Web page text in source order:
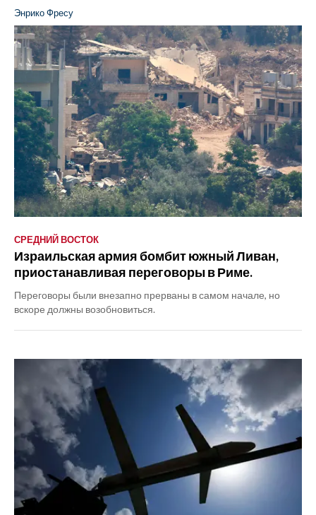
Энрико Фресу
СРЕДНИЙ ВОСТОК
Израильская армия бомбит южный Ливан,
приостанавливая переговоры в Риме.
Переговоры были внезапно прерваны в самом начале, но
вскоре должны возобновиться.